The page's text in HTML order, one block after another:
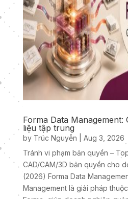
Forma Data Management:
liệu tập trung
by Trúc Nguyễn
Aug 3, 2026
Tránh vi phạm bản quyền –
CAD/CAM/3D bản quyền cho
(2026) Forma Data
Management là giải pháp